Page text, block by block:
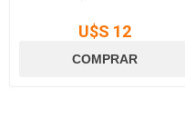
U$S 12